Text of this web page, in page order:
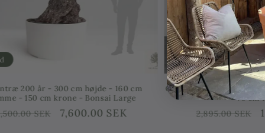
Tilbud
Oliventræ 25 år gammelt plantet i en halv
vintønde - Højde 200 cm
Ordinarie
5,495.00 SEK Försäljningspris
3,596.00 SEK
Tilbud
Olivtræer 8 år –